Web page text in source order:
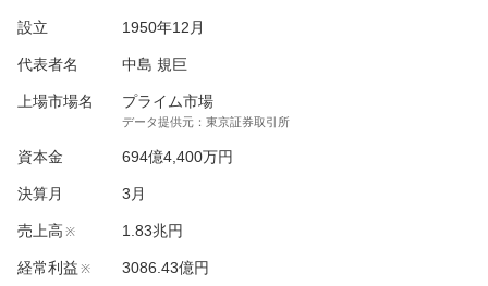
設立 1950年12月
代表者名 中島 規巨
上場市場名 プライム市場
データ提供元： 東京証券取引所
資本金 694億4,400万円
決算月 3 月
売上高 ※ 1.83兆円
経常利益 ※ 3086.43億円